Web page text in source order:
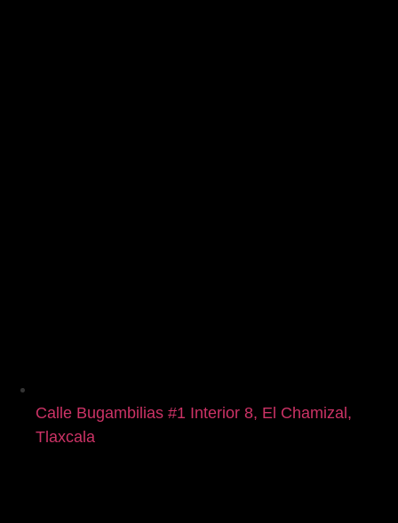
Calle Bugambilias #1 Interior 8, El Chamizal,
Tlaxcala